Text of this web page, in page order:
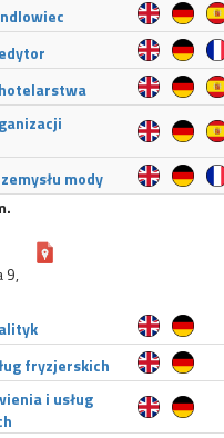
mody
9,
fryzjerskich
i usług